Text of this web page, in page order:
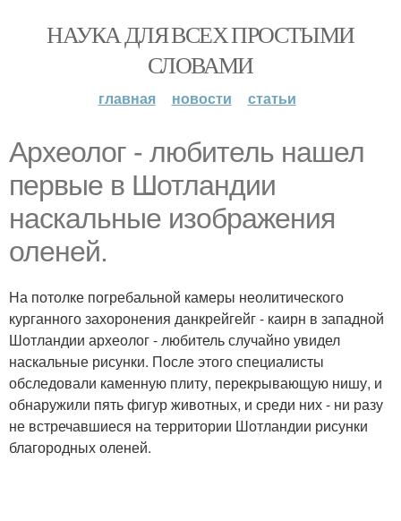
НАУКА ДЛЯ ВСЕХ ПРОСТЫМИ
СЛОВАМИ
главная новости статьи
Археолог - любитель нашел
первые в Шотландии
наскальные изображения
оленей.
На потолке погребальной камеры неолитического
курганного захоронения данкрейгейг - каирн в западной
Шотландии археолог - любитель случайно увидел
наскальные рисунки. После этого специалисты
обследовали каменную плиту, перекрывающую нишу, и
обнаружили пять фигур животных, и среди них - ни разу
не встречавшиеся на территории Шотландии рисунки
благородных оленей.